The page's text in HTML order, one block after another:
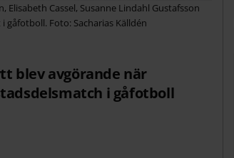
Cassel, Susanne Lindahl Gustafsson
gåfotboll. Foto: Sacharias Källdén
blev avgörande när
i gåfotboll